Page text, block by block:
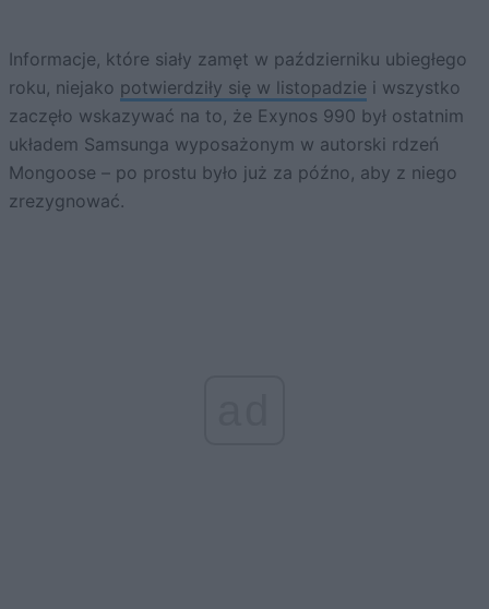
Informacje, które siały zamęt w październiku ubiegłego
roku, niejako potwierdziły się w listopadzie i wszystko
zaczęło wskazywać na to, że Exynos 990 był ostatnim
układem Samsunga wyposażonym w autorski rdzeń
Mongoose – po prostu było już za późno, aby z niego
zrezygnować.